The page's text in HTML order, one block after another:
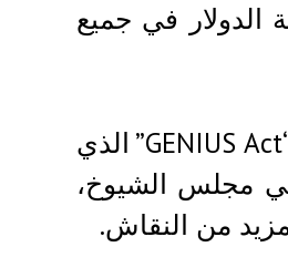
الدولار في جميع
وفي سياق متصل، أقرّ مجلس الشيوخ الأمريكي اليوم مشروع قانون “GENIUS Act” الذي
في مجلس الشيوخ،